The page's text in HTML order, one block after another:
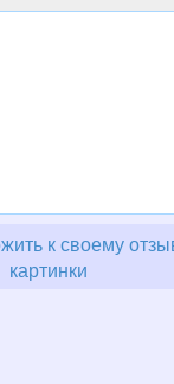
к своему
картинки